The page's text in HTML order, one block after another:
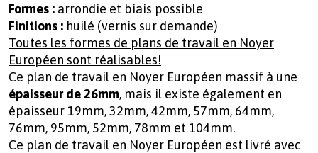
Formes : arrondie et biais possible
Finitions : huilé (vernis sur demande)
Toutes les formes de plans de travail en Noyer
Européen sont réalisables!
Ce plan de travail en Noyer Européen massif à une
épaisseur de 26mm, mais il existe également en
épaisseur 19mm, 32mm, 42mm, 57mm, 64mm,
76mm, 95mm, 52mm, 78mm et 104mm.
Ce plan de travail en Noyer Européen est livré avec